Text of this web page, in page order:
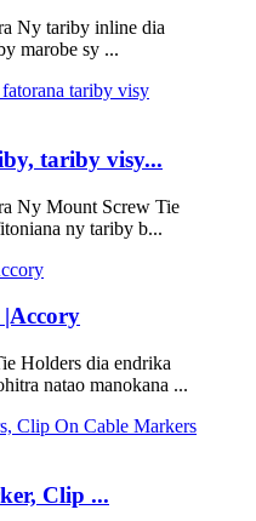
Ny tariby inline dia
marobe sy ...
tariby visy...
Ny Mount Screw Tie
ny tariby b...
|Accory
Holders dia endrika
natao manokana ...
Clip ...